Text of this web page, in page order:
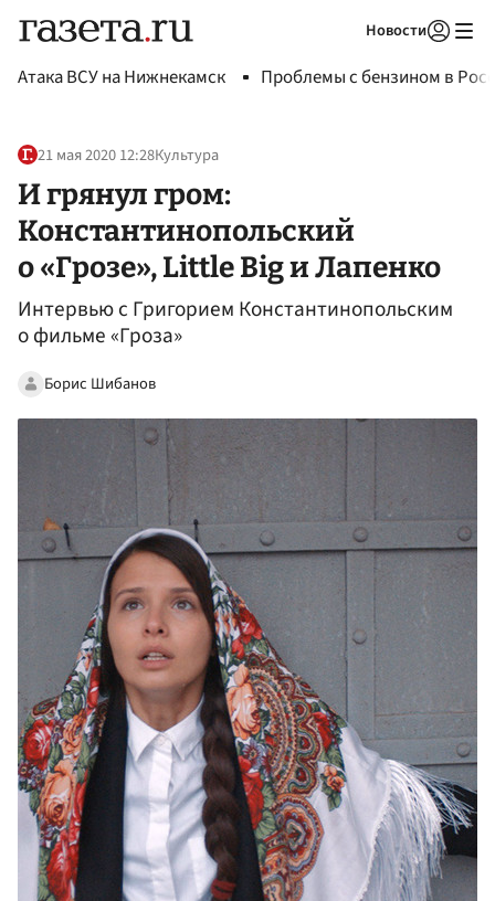
Новости
Атака ВСУ на Нижнекамск Проблемы с бензином в
21 мая 2020 12:28Культура
И грянул гром:
Константинопольский
о «Грозе», Little Big и Лапенко
Интервью с Григорием Константинопольским
о фильме «Гроза»
Борис Шибанов